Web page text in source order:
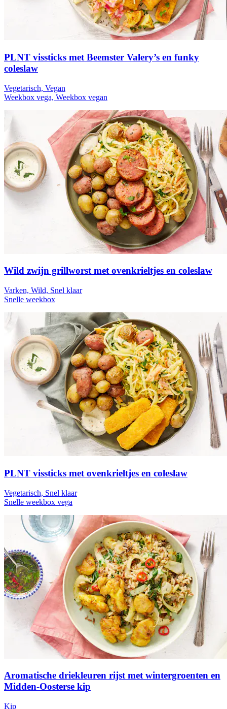
PLNT vissticks met Beemster Valery’s en funky
coleslaw
Vegetarisch, Vegan
Weekbox vega, Weekbox vegan
Wild zwijn grillworst met ovenkrieltjes en coleslaw
Varken, Wild, Snel klaar
Snelle weekbox
PLNT vissticks met ovenkrieltjes en coleslaw
Vegetarisch, Snel klaar
Snelle weekbox vega
Aromatische driekleuren rijst met wintergroenten en
Midden-Oosterse kip
Kip